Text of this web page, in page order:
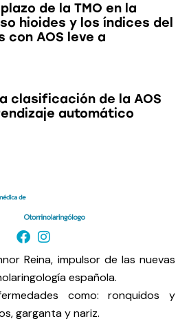
de la TMO en la
hioides y los índices del
con AOS leve a
clasificación de la AOS
automático
Reina, impulsor de las nuevas
española.
como: ronquidos y
garganta y nariz.